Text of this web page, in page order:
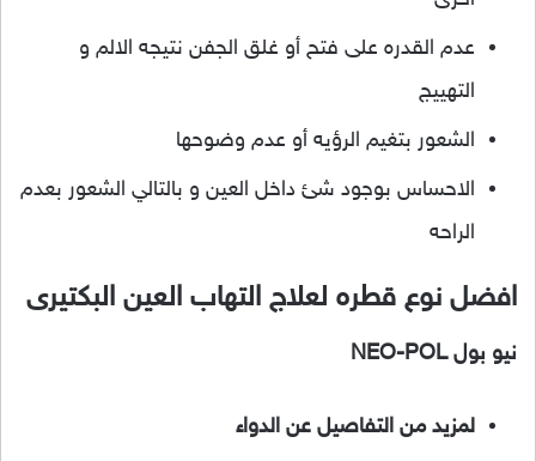
عدم القدره على فتح أو غلق الجفن نتيجه الالم و
التهييج
الشعور بتغيم الرؤيه أو عدم وضوحها
الاحساس بوجود شئ داخل العين و بالتالي الشعور بعدم
الراحه
افضل نوع قطره لعلاج التهاب العين البكتيرى
نيو بول NEO-POL
لمزيد من التفاصيل عن الدواء